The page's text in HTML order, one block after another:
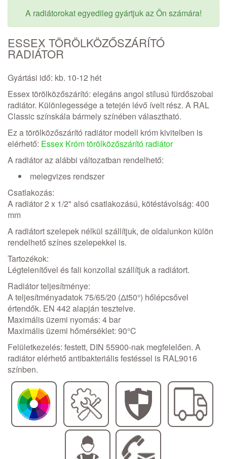
A radiátorokat egyedileg gyártjuk az Ön számára!
ESSEX TÖRÖLKÖZŐSZÁRÍTÓ
RADIÁTOR
Gyártási idő: kb. 10-12 hét
Essex törölközőszárító: elegáns angol stílusú fürdőszobai
radiátor. Különlegessége a tetején lévő ívelt rész. A RAL
Classic színskála bármely színében választható.
Ez a törölközőszárító radiátor modell króm kivitelben is
elérhető: Essex Króm törölközőszárító radiátor
A radiátor az alábbi változatban rendelhető:
melegvizes rendszer
Csatlakozás:
A radiátor 2 x 1/2" alsó csatlakozású, kötéstávolság: 400
mm
A radiátort szelepek nélkül szállítjuk, de oldalunkon külön
rendelhető színes szelepekkel is.
Tartozékok:
Légtelenítővel és fali konzollal szállítjuk a radiátort.
Radiátor teljesítménye:
A teljesítményadatok 75/65/20 (Δt50°) hőlépcsővel
értendők. EN 442 alapján tesztelve.
Maximális üzemi nyomás: 4 bar
Maximális üzemi hőmérséklet: 90°C
Felületkezelés: festett, DIN 55900-nak megfelelően. A
radiátor elérhető antibakteriális festéssel is RAL9016
színben.